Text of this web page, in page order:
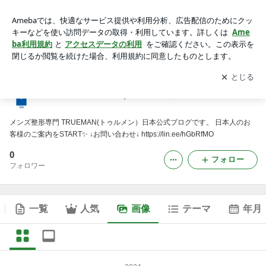
アプリをダウンロードして ブログの更新通知
を受け取りまし
ょう。
開く
メンズ整形専門 TRUEMAN(トゥルメン）日本公式ブログです。 日本人のお
客様のご案内をSTART✨ ↓お問い合わせ↓ https://lin.ee/hGbRfMO
0
フォロワー
フォロー
一覧 人気 画像 テーマ 年月